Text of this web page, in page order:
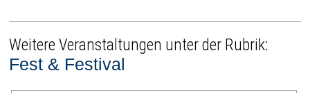
Weitere Veranstaltungen unter der Rubrik:
Fest & Festival